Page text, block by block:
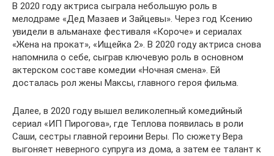
В 2020 году актриса сыграла небольшую роль в
мелодраме «Дед Мазаев и Зайцевы». Через год Ксению
увидели в альманахе фестиваля «Короче» и сериалах
«Жена на прокат», «Ищейка 2». В 2020 году актриса снова
напомнила о себе, сыграв ключевую роль в основном
актерском составе комедии «Ночная смена». Ей
досталась рол жены Максы, главного героя фильма.
Далее, в 2020 году вышел великолепный комедийный
сериал «ИП Пирогова», где Теплова появилась в роли
Саши, сестры главной героини Веры. По сюжету Вера
выгоняет неверного супруга из дома, а затем ее талант к